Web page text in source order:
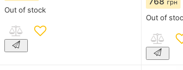
Out of stock
грн
Out of